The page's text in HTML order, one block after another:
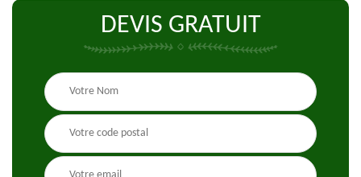
DEVIS GRATUIT